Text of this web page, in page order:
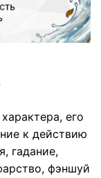
его
к действию
гадание,
фэншуй